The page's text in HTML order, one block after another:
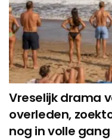
Vreselijk drama
overleden,
nog in volle gang